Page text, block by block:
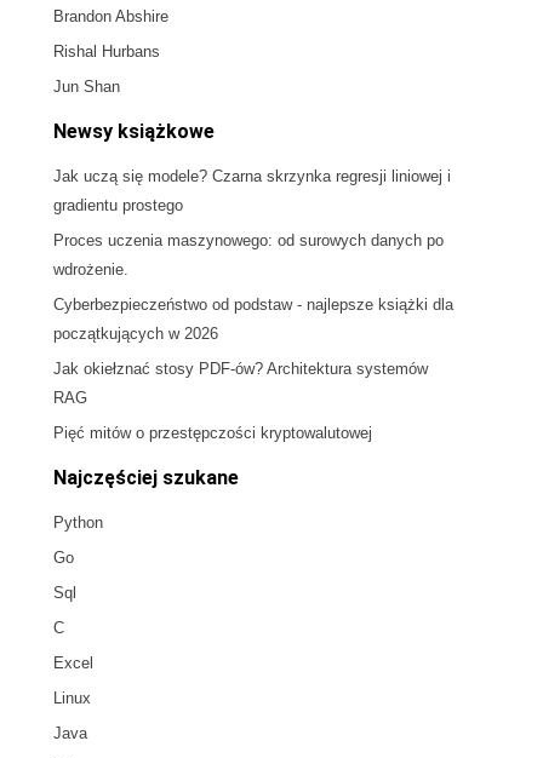
Brandon Abshire
Rishal Hurbans
Jun Shan
Newsy książkowe
Jak uczą się modele? Czarna skrzynka regresji liniowej i
gradientu prostego
Proces uczenia maszynowego: od surowych danych po
wdrożenie.
Cyberbezpieczeństwo od podstaw - najlepsze książki dla
początkujących w 2026
Jak okiełznać stosy PDF-ów? Architektura systemów
RAG
Pięć mitów o przestępczości kryptowalutowej
Najczęściej szukane
Python
Go
Sql
C
Excel
Linux
Java